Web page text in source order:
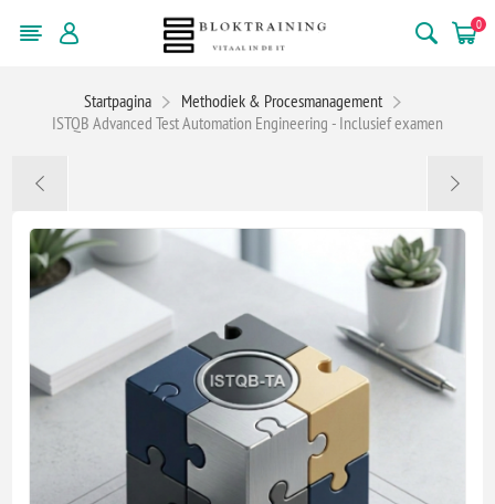
0
Startpagina
Methodiek & Procesmanagement
ISTQB Advanced Test Automation Engineering - Inclusief examen